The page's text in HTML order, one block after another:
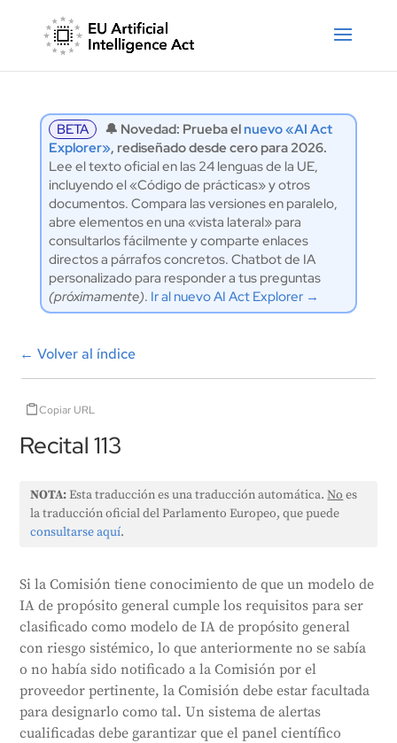
BETA 🔔 Novedad: Prueba elnuevo «AI Act
Explorer», rediseñado desde cero para 2026.
Lee el texto oficial en las 24 lenguas de la UE,
incluyendo el «Código de prácticas» y otros
documentos. Compara las versiones en paralelo,
abre elementos en una «vista lateral» para
consultarlos fácilmente y comparte enlaces
directos a párrafos concretos. Chatbot de IA
personalizado para responder a tus preguntas
(próximamente). Ir al nuevo AI Act Explorer →
←Volver al índice
Copiar URL
Recital 113
NOTA:Esta traducción es una traducción automática.No es
la traducción oficial del Parlamento Europeo, que puede
consultarse aquí.
Si la Comisión tiene conocimiento de que un modelo de
IA de propósito general cumple los requisitos para ser
clasificado como modelo de IA de propósito general
con riesgo sistémico, lo que anteriormente no se sabía
o no había sido notificado a la Comisión por el
proveedor pertinente, la Comisión debe estar facultada
para designarlo como tal. Un sistema de alertas
cualificadas debe garantizar que el panel científico